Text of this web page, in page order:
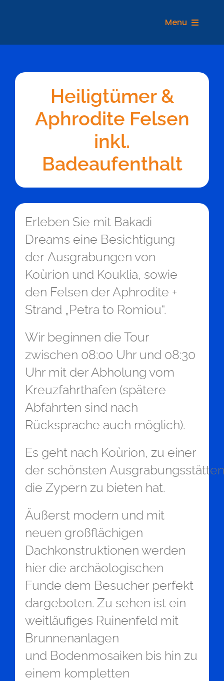
Menu
Heiligtümer &
Aphrodite Felsen
inkl.
Badeaufenthalt
Erleben Sie mit Bakadi
Dreams eine Besichtigung
der Ausgrabungen von
Koùrion und Kouklia, sowie
den Felsen der Aphrodite +
Strand „Petra to Romiou“.
Wir beginnen die Tour
zwischen 08:00 Uhr und 08:30
Uhr mit der Abholung vom
Kreuzfahrthafen (spätere
Abfahrten sind nach
Rücksprache auch möglich).
Es geht nach Koùrion, zu einer
der schönsten Ausgrabungsstätten
die Zypern zu bieten hat.
Äußerst modern und mit
neuen großflächigen
Dachkonstruktionen werden
hier die archäologischen
Funde dem Besucher perfekt
dargeboten. Zu sehen ist ein
weitläufiges Ruinenfeld mit
Brunnenanlagen
und Bodenmosaiken bis hin zu
einem kompletten